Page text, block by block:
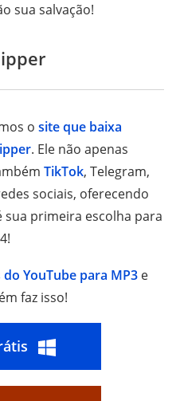
sua salvação!
o site que baixa
. Ele não apenas
TikTok, Telegram,
sociais, oferecendo
primeira escolha para
YouTube para MP3 e
faz isso!